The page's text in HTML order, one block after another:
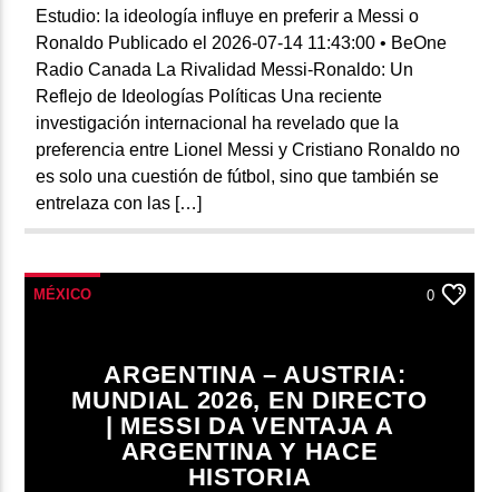
Estudio: la ideología influye en preferir a Messi o
Ronaldo Publicado el 2026-07-14 11:43:00 • BeOne
Radio Canada La Rivalidad Messi-Ronaldo: Un
Reflejo de Ideologías Políticas Una reciente
investigación internacional ha revelado que la
preferencia entre Lionel Messi y Cristiano Ronaldo no
es solo una cuestión de fútbol, sino que también se
entrelaza con las […]
MÉXICO 0
ARGENTINA – AUSTRIA:
MUNDIAL 2026, EN DIRECTO
| MESSI DA VENTAJA A
ARGENTINA Y HACE
HISTORIA